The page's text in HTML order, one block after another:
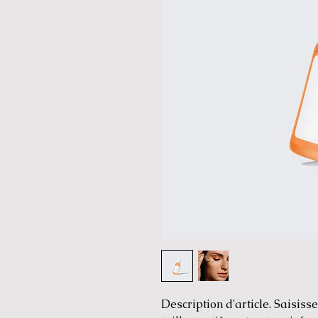
Description d'article.